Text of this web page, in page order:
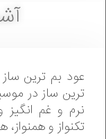
عود بم ترین
ترین ساز در
نرم و غم
تکنواز و